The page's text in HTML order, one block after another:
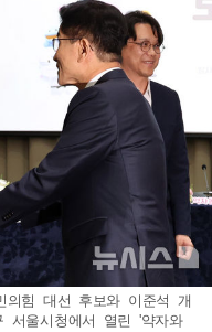
의힘 대선 후보와 이준석 개
서울시청에서 열린 '약자와